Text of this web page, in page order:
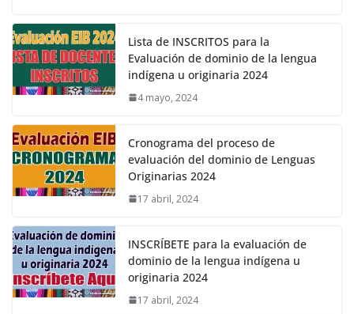
Lista de INSCRITOS para la
Evaluación de dominio de la lengua
indígena u originaria 2024
4 mayo, 2024
Cronograma del proceso de
evaluación del dominio de Lenguas
Originarias 2024
17 abril, 2024
INSCRÍBETE para la evaluación de
dominio de la lengua indígena u
originaria 2024
17 abril, 2024